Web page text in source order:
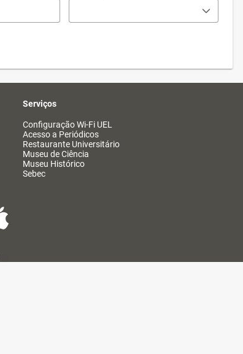
Serviços
Configuração Wi-Fi UEL
Acesso a Periódicos
Restaurante Universitário
Museu de Ciência
Museu Histórico
Sebec